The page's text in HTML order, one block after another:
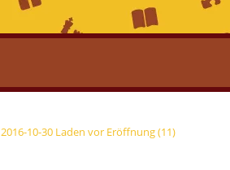
2016-10-30 Laden vor Eröffnung (11)